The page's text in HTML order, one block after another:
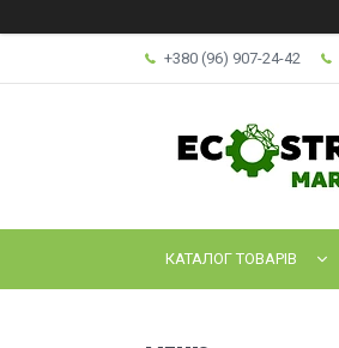
+380 (96) 907-24-42
КАТАЛОГ ТОВАРІВ